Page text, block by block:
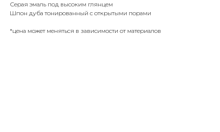
Серая эмаль под высоким глянцем
Шпон дуба тонированный с открытыми порами
*цена может меняться в зависимости от материалов